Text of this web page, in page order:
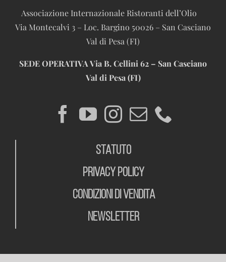
Associazione Internazionale Ristoranti dell’Olio
Via Montecalvi 3 – Loc. Bargino 50026 – San Casciano
Val di Pesa (FI)
SEDE OPERATIVAVia B. Cellini 62 – San Casciano
Val di Pesa (FI)
STATUTO
PRIVACY POLICY
CONDIZIONI DI VENDITA
NEWSLETTER